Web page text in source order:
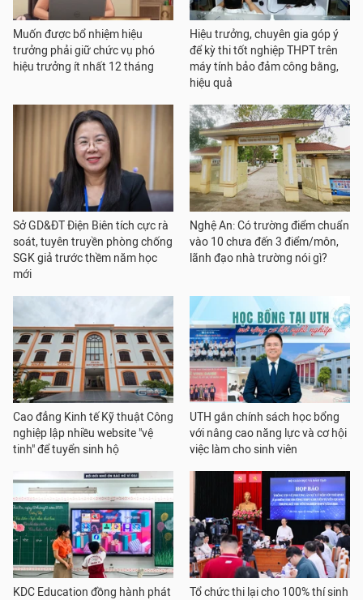
Muốn được bổ nhiệm hiệu
trưởng phải giữ chức vụ phó
hiệu trưởng ít nhất 12 tháng
Hiệu trưởng, chuyên gia góp ý
để kỳ thi tốt nghiệp THPT trên
máy tính bảo đảm công bằng,
hiệu quả
Sở GD&ĐT Điện Biên tích cực rà
soát, tuyên truyền phòng chống
SGK giả trước thềm năm học
mới
Nghệ An: Có trường điểm chuẩn
vào 10 chưa đến 3 điểm/môn,
lãnh đạo nhà trường nói gì?
Cao đẳng Kinh tế Kỹ thuật Công
nghiệp lập nhiều website "vệ
tinh" để tuyển sinh hộ
UTH gắn chính sách học bổng
với nâng cao năng lực và cơ hội
việc làm cho sinh viên
KDC Education đồng hành phát
Tổ chức thi lại cho 100% thí sinh